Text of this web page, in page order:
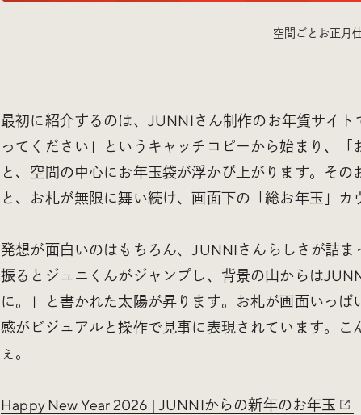
空間ごとお正月
最初に紹介するのは、JUNNIさん制作のお年賀サイ
ってください」というキャッチコピーから始まり、
と、空間の中心にお年玉袋が浮かび上がります。そ
と、お札が無限に舞い続け、画面下の「総お年玉」カ
発想が面白いのはもちろん、JUNNIさんらしさが詰
振るとジュニくんがジャンプし、背景の山からは
に。」と書かれた太陽が昇ります。お札が画面いっ
感がビジュアルと操作で見事に表現されています。
ぇ。
Happy New Year 2026 | JUNNIからの新年のお年玉